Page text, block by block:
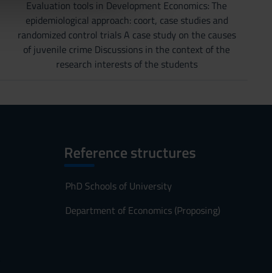
Evaluation tools in Development Economics: The
epidemiological approach: coort, case studies and
randomized control trials A case study on the causes
of juvenile crime Discussions in the context of the
research interests of the students
Reference structures
PhD Schools of University
Department of Economics (Proposing)